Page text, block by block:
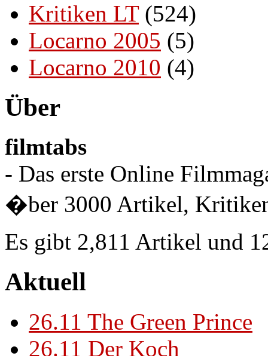
Kritiken LT(524)
Locarno 2005 (5)
Locarno 2010 (4)
Über
filmtabs
- Das erste Online
�ber 3000 Artikel,
Es gibt 2,811 Artikel und
Aktuell
26.11 The Green Prince
26.11 Der Koch